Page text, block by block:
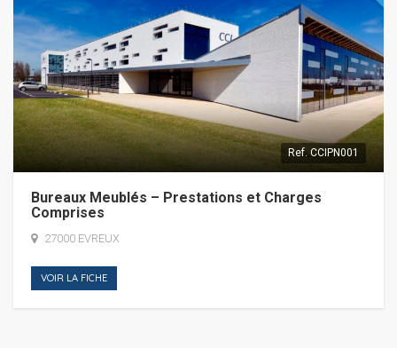
Ref. CCIPN001
Bureaux Meublés – Prestations et Charges
Comprises
27000 EVREUX
VOIR LA FICHE